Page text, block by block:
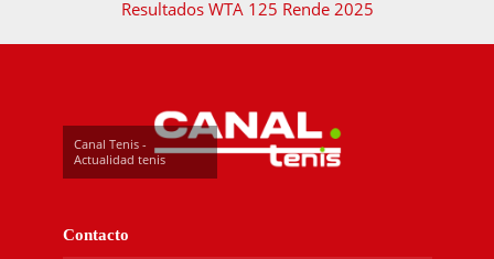
Resultados WTA 125 Rende 2025
Canal Tenis -
Actualidad tenis
Contacto